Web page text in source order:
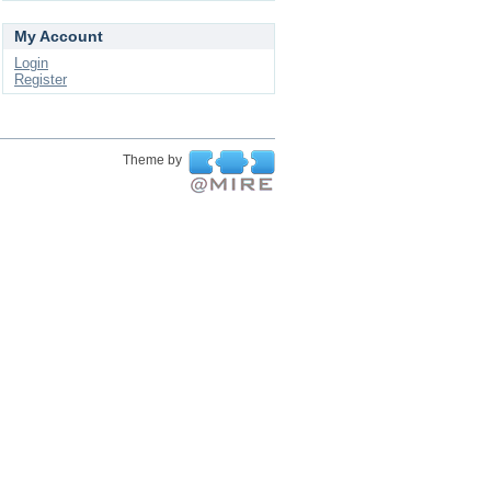
My Account
Login
Register
Theme by